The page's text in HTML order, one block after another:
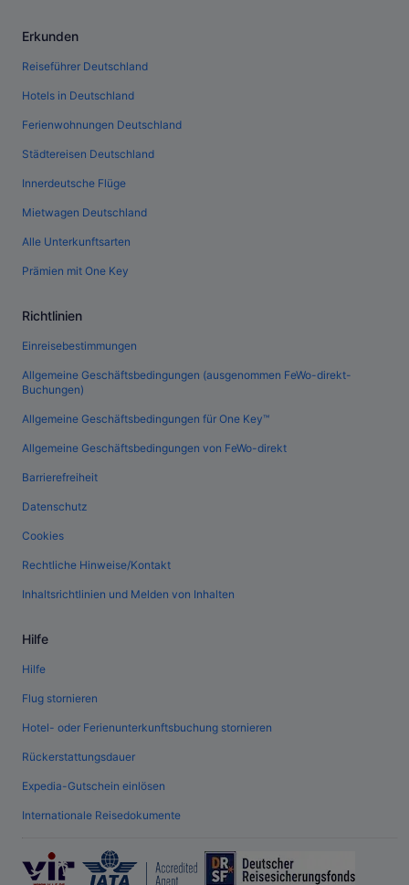
Erkunden
Reiseführer Deutschland
Hotels in Deutschland
Ferienwohnungen Deutschland
Städtereisen Deutschland
Innerdeutsche Flüge
Mietwagen Deutschland
Alle Unterkunftsarten
Prämien mit One Key
Richtlinien
Einreisebestimmungen
Allgemeine Geschäftsbedingungen (ausgenommen FeWo-direkt-
Buchungen)
Allgemeine Geschäftsbedingungen für One Key™
Allgemeine Geschäftsbedingungen von FeWo-direkt
Barrierefreiheit
Datenschutz
Cookies
Rechtliche Hinweise/Kontakt
Inhaltsrichtlinien und Melden von Inhalten
Hilfe
Hilfe
Flug stornieren
Hotel- oder Ferienunterkunftsbuchung stornieren
Rückerstattungsdauer
Expedia-Gutschein einlösen
Internationale Reisedokumente